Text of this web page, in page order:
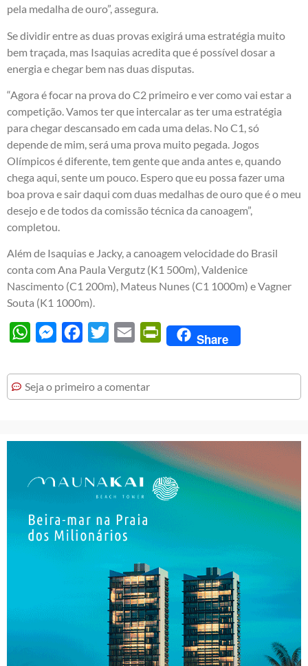
pela medalha de ouro”, assegura.
Se dividir entre as duas provas exigirá uma estratégia muito
bem traçada, mas Isaquias acredita que é possível dosar a
energia e chegar bem nas duas disputas.
“Agora é focar na prova do C2 primeiro e ver como vai estar a
competição. Vamos ter que intercalar as ter uma estratégia
para chegar descansado em cada uma delas. No C1, só
depende de mim, será uma prova muito pegada. Jogos
Olímpicos é diferente, tem gente que anda antes e, quando
chega aqui, sente um pouco. Espero que eu possa fazer uma
boa prova e sair daqui com duas medalhas de ouro que é o meu
desejo e de todos da comissão técnica da canoagem”,
completou.
Além de Isaquias e Jacky, a canoagem velocidade do Brasil
conta com Ana Paula Vergutz (K1 500m), Valdenice
Nascimento (C1 200m), Mateus Nunes (C1 1000m) e Vagner
Souta (K1 1000m).
WhatsAppMessengerFacebook
Twitter Email PrintFriendly
Share
Seja o primeiro a comentar